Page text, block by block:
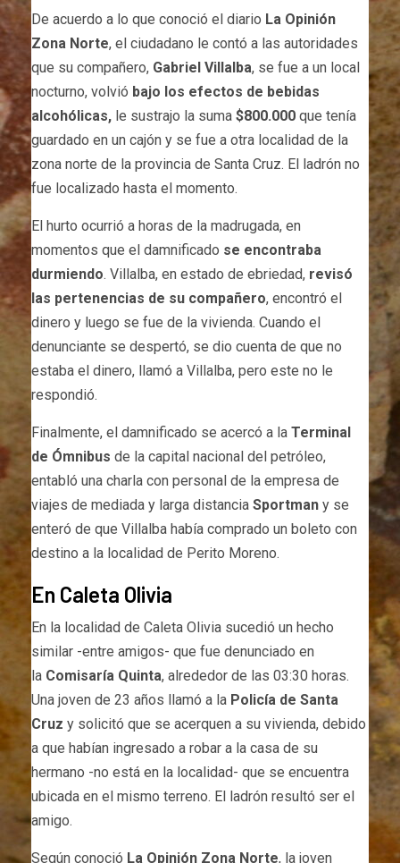
De acuerdo a lo que conoció el diario La Opinión
Zona Norte, el ciudadano le contó a las autoridades
que su compañero, Gabriel Villalba, se fue a un local
nocturno, volvió bajo los efectos de bebidas
alcohólicas, le sustrajo la suma $800.000 que tenía
guardado en un cajón y se fue a otra localidad de la
zona norte de la provincia de Santa Cruz. El ladrón no
fue localizado hasta el momento.
El hurto ocurrió a horas de la madrugada, en
momentos que el damnificado se encontraba
durmiendo. Villalba, en estado de ebriedad, revisó
las pertenencias de su compañero, encontró el
dinero y luego se fue de la vivienda. Cuando el
denunciante se despertó, se dio cuenta de que no
estaba el dinero, llamó a Villalba, pero este no le
respondió.
Finalmente, el damnificado se acercó a la Terminal
de Ómnibus de la capital nacional del petróleo,
entabló una charla con personal de la empresa de
viajes de mediada y larga distancia Sportman y se
enteró de que Villalba había comprado un boleto con
destino a la localidad de Perito Moreno.
En Caleta Olivia
En la localidad de Caleta Olivia sucedió un hecho
similar -entre amigos- que fue denunciado en
la Comisaría Quinta, alrededor de las 03:30 horas.
Una joven de 23 años llamó a la Policía de Santa
Cruz y solicitó que se acerquen a su vivienda, debido
a que habían ingresado a robar a la casa de su
hermano -no está en la localidad- que se encuentra
ubicada en el mismo terreno. El ladrón resultó ser el
amigo.
Según conoció La Opinión Zona Norte, la joven